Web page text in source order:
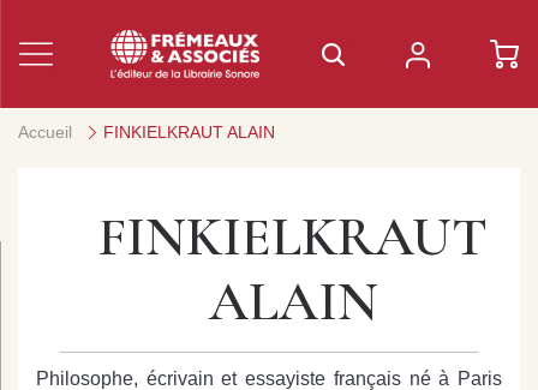
Accueil FINKIELKRAUT ALAIN
FINKIELKRAUT
ALAIN
Philosophe, écrivain et essayiste français né à Paris